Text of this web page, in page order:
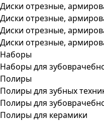
Диски отрезные,
Диски отрезные,
Диски отрезные,
Диски отрезные,
Наборы
Наборы для
Полиры
Полиры для зубных
Полиры для
Полиры для керамики